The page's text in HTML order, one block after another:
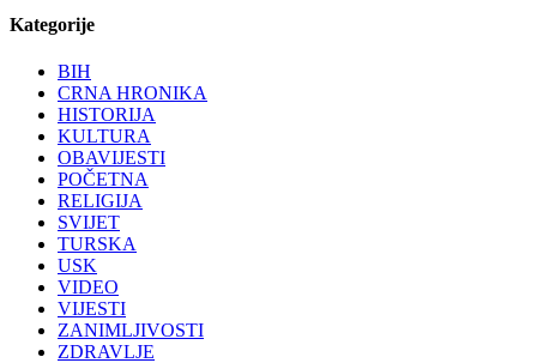
Kategorije
BIH
CRNA HRONIKA
HISTORIJA
KULTURA
OBAVIJESTI
POČETNA
RELIGIJA
SVIJET
TURSKA
USK
VIDEO
VIJESTI
ZANIMLJIVOSTI
ZDRAVLJE